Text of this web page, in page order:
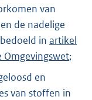
van
de nadelige
in artikel
Omgevingswet;
en
van stoffen in